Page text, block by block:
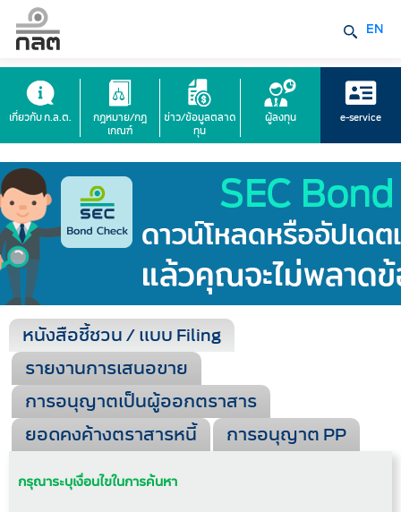
EN
เกี่ยวกับ ก.ล.ต.
กฎหมาย/กฎ
เกณฑ์
ข่าว/ข้อมูลตลาด
ทุน
ผู้ลงทุน e-service
หนังสือชี้ชวน / แบบ Filing
รายงานการเสนอขาย
การอนุญาตเป็นผู้ออกตราสาร
ยอดคงค้างตราสารหนี้
การอนุญาต PP
กรุณาระบุเงื่อนไขในการค้นหา